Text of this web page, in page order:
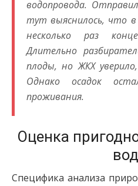
водопровода.
тут выяснилось, что
несколько раз
Длительно
плоды, но ЖКХ
Однако осадок
проживания.
Оценка
Специфика анализа